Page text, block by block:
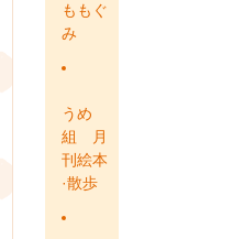
ももぐ
み
うめ
組 月
刊絵本
·散歩